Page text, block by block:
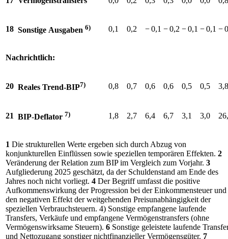
18 Sonstige Ausgaben 6) 0,1 0,2 −⁠ 0,1 −⁠ 0,2 −⁠ 0,1 −⁠ 0,1 −⁠
Nachrichtlich:
20 Reales Trend-BIP7) 0,8 0,7 0,6 0,6 0,5 0,5 3,8
21 BIP-Deflator 7) 1,8 2,7 6,4 6,7 3,1 3,0
1 Die strukturellen Werte ergeben sich durch Abzug von
konjunkturellen Einflüssen sowie speziellen temporären Effekten. 2
Veränderung der Relation zum BIPim Vergleich zum Vorjahr. 3
Aufgliederung 2025 geschätzt, da der Schuldenstand am Ende des
Jahres noch nicht vorliegt. 4 Der Begriff umfasst die positive
Aufkommenswirkung der Progression bei der Einkommensteuer und
den negativen Effekt der weitgehenden Preisunabhängigkeit der
speziellen Verbrauchsteuern. 4) Sonstige empfangene laufende
Transfers, Verkäufe und empfangene Vermögenstransfers (ohne
Vermögenswirksame Steuern). 6 Sonstige geleistete laufende
und Nettozugang sonstiger nichtfinanzieller Vermögensgüter. 7